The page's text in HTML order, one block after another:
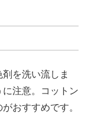
を洗い流しま
注意。コットン
おすすめです。